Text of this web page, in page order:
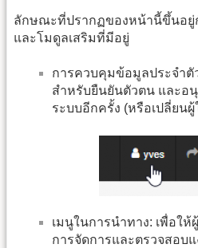
ลักษณะที่ปรากฏของหน้านี้ขึ้นอยู่
และโมดูลเสริมที่มีอยู่
การควบคุมข้อมูลประจำตั
สำหรับยืนยันตัวตน และอ
ระบบอีกครั้ง (หรือเปลี่ยน
เมนูในการนำทาง: เพื่อใ
การจัดการและตรวจสอบ